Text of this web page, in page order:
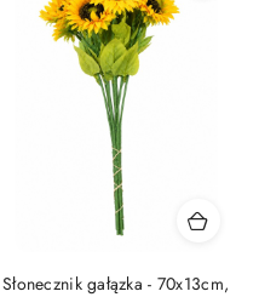
Słonecznik gałązka - 70x13cm,